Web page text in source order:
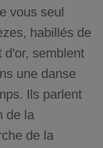
vous seul
habillés de
d'or, semblent
une danse
Ils parlent
de la
de la